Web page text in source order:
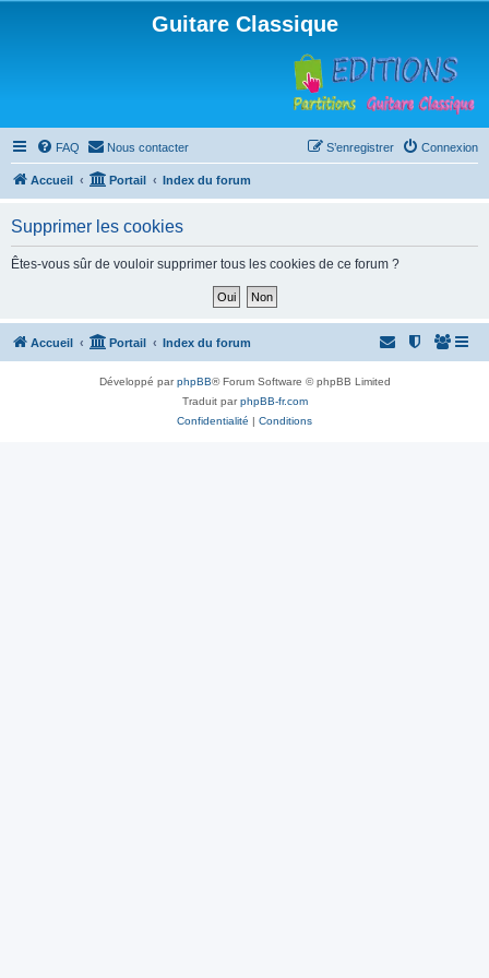
Guitare Classique
FAQ Nous contacter Connexion
S’enregistrer
Accueil Portail Index du forum
Supprimer les cookies
Êtes-vous sûr de vouloir supprimer tous les cookies de ce forum ?
Accueil Portail Index du forum
Développé parphpBB® Forum Software © phpBB Limited
Traduit parphpBB-fr.com
Confidentialité | Conditions